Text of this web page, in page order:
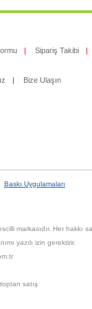
| Sipariş Takibi |
| Bize Ulaşın
Baskı Uygulamaları
markasıdır. Her hakkı
yazılı izin gerektirir.
satış